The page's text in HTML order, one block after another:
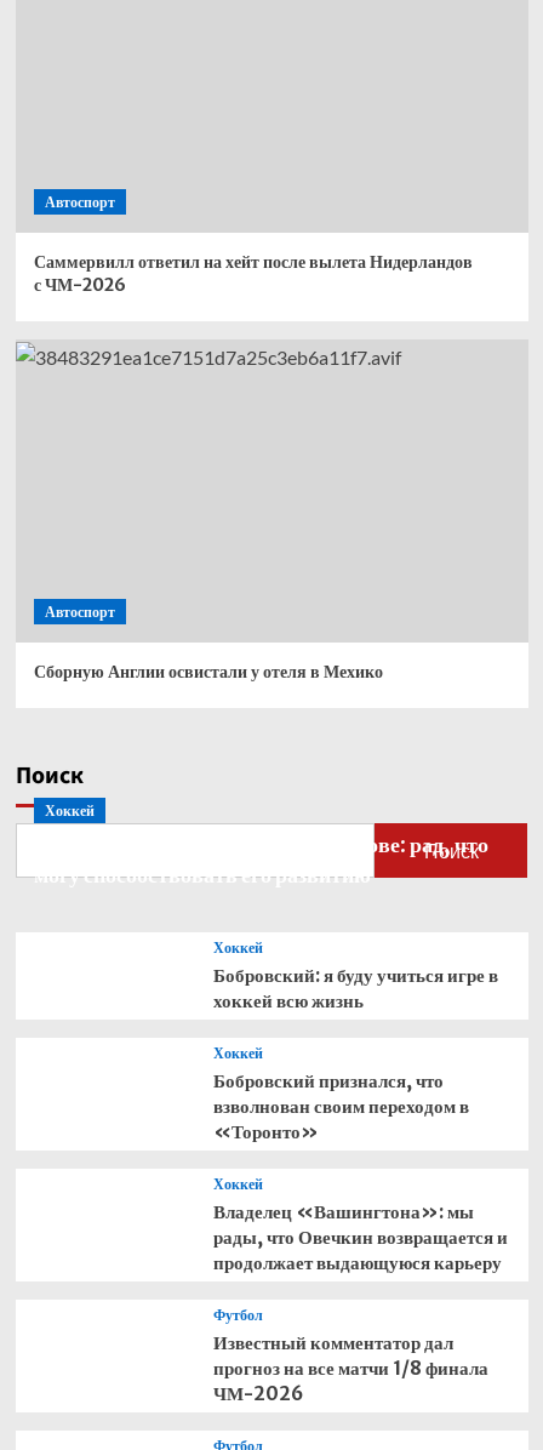
Автоспорт
Саммервилл ответил на хейт после вылета Нидерландов
с ЧМ-2026
Автоспорт
Сборную Англии освистали у отеля в Мехико
Поиск
Поиск
Хоккей
Бобровский — о голкипере Ахтямове: рад, что
могу способствовать его развитию
Хоккей
Бобровский: я буду учиться игре в
хоккей всю жизнь
Хоккей
Бобровский признался, что
взволнован своим переходом в
«Торонто»
Хоккей
Владелец «Вашингтона»: мы
рады, что Овечкин возвращается и
продолжает выдающуюся карьеру
Футбол
Известный комментатор дал
прогноз на все матчи 1/8 финала
ЧМ-2026
Футбол